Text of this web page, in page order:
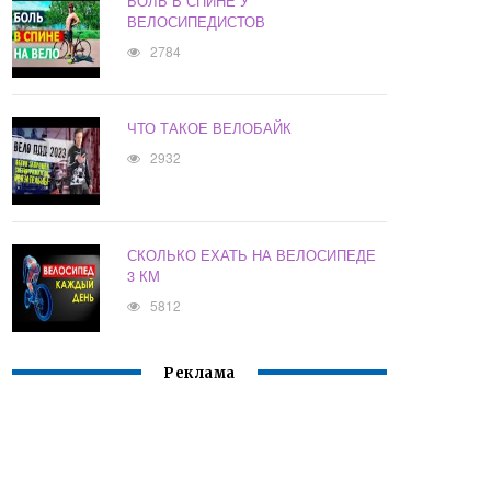
ВЕЛОСИПЕДИСТОВ
2784
ЧТО ТАКОЕ ВЕЛОБАЙК
2932
СКОЛЬКО ЕХАТЬ НА ВЕЛОСИПЕДЕ
3 КМ
5812
Реклама